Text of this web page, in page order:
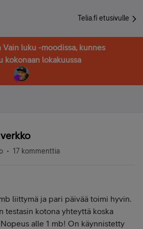
Telia.fi etusivulle
Vain luku -moodissa, kunnes
kokonaan lokakuussa
17 kommenttia
liittymä ja pari päivää toimi hyvin.
testasin kotona yhteyttä koska
alle 1 mb! On käynnistetty